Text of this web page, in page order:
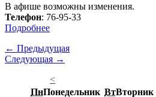
В афише возможны изменения.
Телефон: 76-95-33
Подробнее
← Предыдущая
Следующая →
<
ПнПонедельник ВтВторник